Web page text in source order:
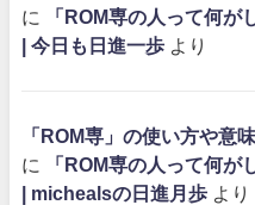
に
「ROM専の人って何
| 今日も日進一歩 より
「ROM専」の使い方や意
に
「ROM専の人って何
| michealsの日進月歩 より